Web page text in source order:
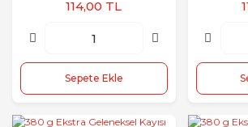
114,00 TL
Sepete Ekle